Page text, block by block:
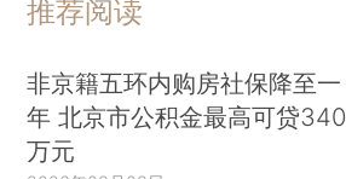
推荐阅读
非京籍五环内购房社保降至一
年 北京市公积金最高可贷340
万元